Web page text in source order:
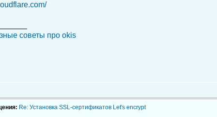
советы про okis
Re: Установка SSL-сертификатов Let's encrypt